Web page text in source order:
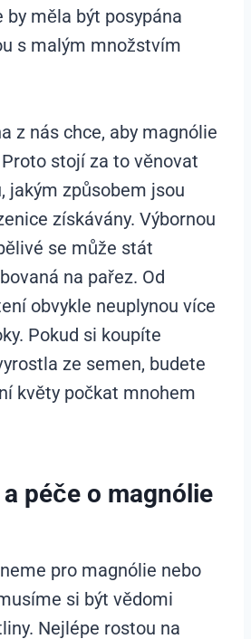
měla být posypána
s malým množstvím
z nás chce, aby magnólie
stojí za to věnovat
jakým způsobem jsou
získávány. Výbornou
se může stát
na pařez. Od
obvykle neuplynou více
Pokud si koupíte
ze semen, budete
květy počkat mnohem
péče o magnólie
pro magnólie nebo
si být vědomi
Nejlépe rostou na